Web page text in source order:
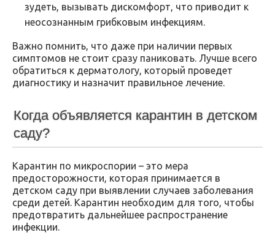
зудеть, вызывать дискомфорт, что приводит к
неосознанным грибковым инфекциям.
Важно помнить, что даже при наличии первых
симптомов не стоит сразу паниковать. Лучше всего
обратиться к дерматологу, который проведет
диагностику и назначит правильное лечение.
Когда объявляется карантин в детском
саду?
Карантин по микроспории – это мера
предосторожности, которая принимается в
детском саду при выявлении случаев заболевания
среди детей. Карантин необходим для того, чтобы
предотвратить дальнейшее распространение
инфекции.